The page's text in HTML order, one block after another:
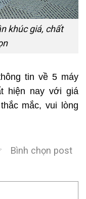
khúc giá, chất
tin về 5 máy
hiện nay với giá
mắc, vui lòng
Bình chọn post